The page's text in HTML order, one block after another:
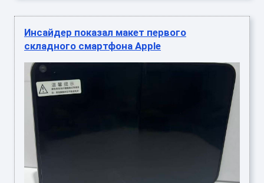
Инсайдер показал макет первого
складного смартфона Apple